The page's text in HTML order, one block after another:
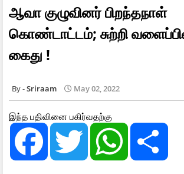
ஆவா குழுவினர் பிறந்தநாள்
கொண்டாட்டம்; சுற்றி
கைது !
Sriraam May 02, 2022
இந்த பதிவினை பகிர்வதற்கு
F
e
T
t
W
t